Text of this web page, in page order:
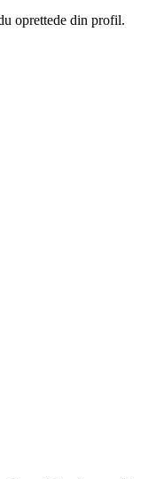
oprettede din profil.